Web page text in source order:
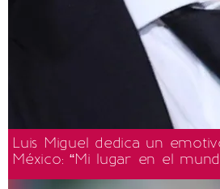
Luis Miguel dedica un
México: “Mi lugar en el